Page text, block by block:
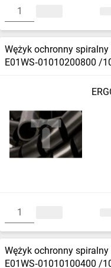
Wężyk ochronny
E01WS‑01010200800 /
Wężyk ochronny
E01WS‑01010100400 /